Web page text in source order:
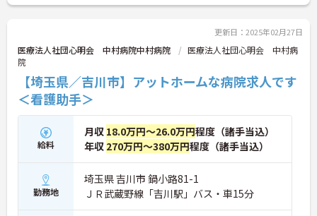
更新日：2025年02月27日
医療法人社団心明会 中村病院中村病院
医療法人社団心明会 中村病
院
【埼玉県／吉川市】アットホームな病院求人です
＜看護助手＞
給料
月収 18.0万円～26.0万円程度（諸手当込）
年収 270万円～380万円程度（諸手当込）
勤務地
埼玉県 吉川市 鍋小路81-1
ＪＲ武蔵野線「吉川駅」バス・車15分